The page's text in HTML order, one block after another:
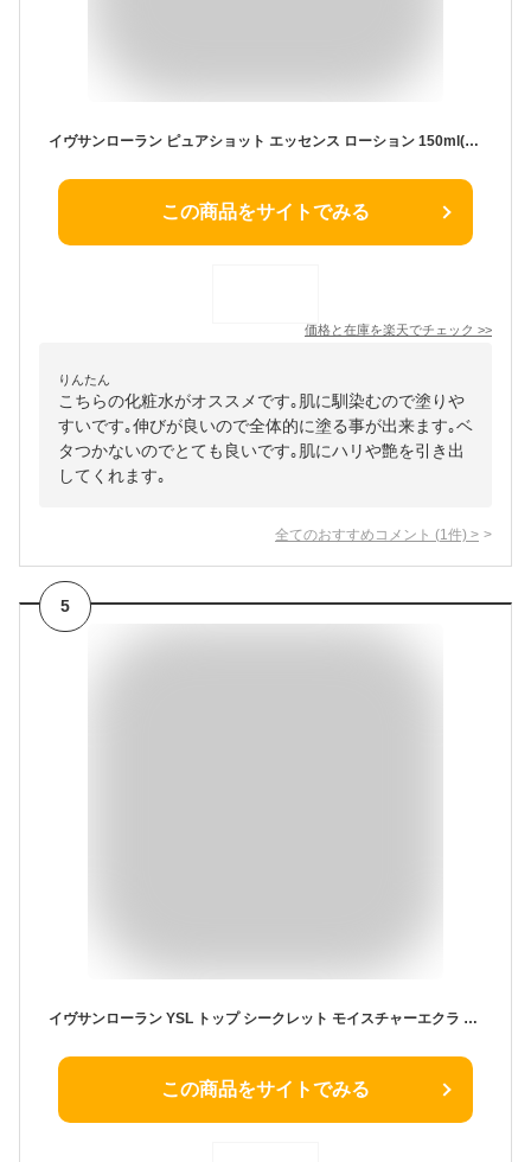
イヴサンローラン ピュアショット エッセンス ローション 150ml(30mlx5)(ミニ) 【YSL】
この商品をサイトでみる
価格と在庫を楽天でチェック >>
りんたん
こちらの化粧水がオススメです｡肌に馴染むので塗りや
すいです｡伸びが良いので全体的に塗る事が出来ます｡ベ
タつかないのでとても良いです｡肌にハリや艶を引き出
してくれます｡
全てのおすすめコメント (1 件) >
5
イヴサンローラン YSL トップ シークレット モイスチャーエクラ TOP SECRETS INSTANT MOISTURE GLOW 40ml [並行輸入品]
この商品をサイトでみる